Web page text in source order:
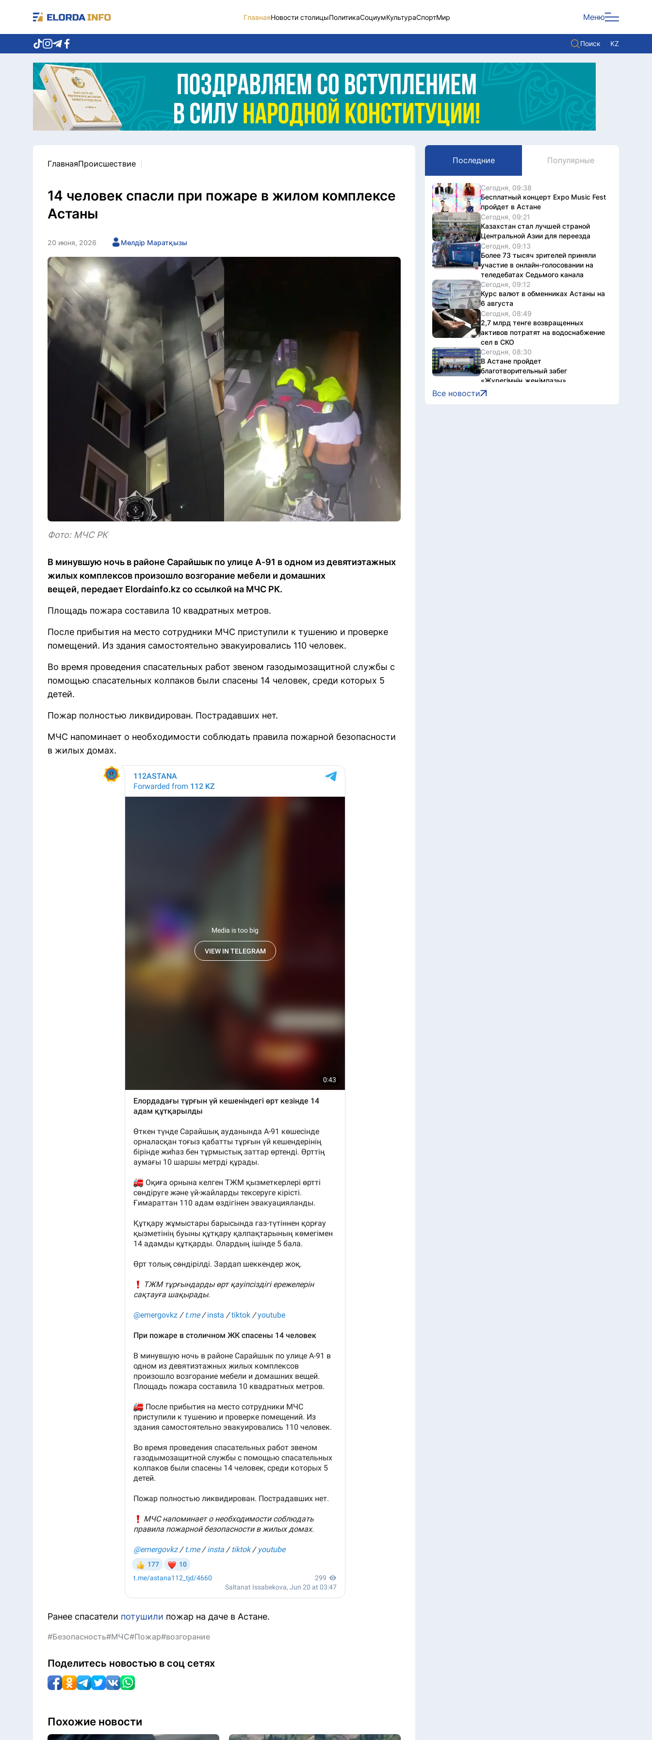
ГлавнаяНовости столицыПолитикаСоциумКультураСпортМир Меню
Поиск KZ
Новости столицы
Политика
Социум
Экономика
Спорт
Культура
Служба Комплаенс
Этический кодекс
Служу стране
ГлавнаяПроисшествие
14 человек спасли при пожаре в жилом комплексе
Астаны
20 июня, 2026 Мөлдір Маратқызы
Фото: МЧС РК
В минувшую ночь в районе Сарайшык по улице А-91 в одном из девятиэтажных
жилых комплексов произошло возгорание мебели и домашних
вещей, передает Elordainfo.kz со ссылкой на МЧС РК.
Площадь пожара составила 10 квадратных метров.
После прибытия на место сотрудники МЧС приступили к тушению и проверке
помещений. Из здания самостоятельно эвакуировались 110 человек.
Во время проведения спасательных работ звеном газодымозащитной службы с
помощью спасательных колпаков были спасены 14 человек, среди которых 5
детей.
Пожар полностью ликвидирован. Пострадавших нет.
МЧС напоминает о необходимости соблюдать правила пожарной безопасности
в жилых домах.
Ранее спасатели потушили пожар на даче в Астане.
#Безопасность#МЧС#Пожар#возгорание
Поделитесь новостью в соц сетях
Похожие новости
Последние Популярные
Сегодня, 09:38
Бесплатный концерт Expo Music Fest
пройдет в Астане
Сегодня, 09:21
Казахстан стал лучшей страной
Центральной Азии для переезда
Сегодня, 09:13
Более 73 тысяч зрителей приняли
участие в онлайн-голосовании на
теледебатах Седьмого канала
Сегодня, 09:12
Курс валют в обменниках Астаны на
6 августа
Сегодня, 08:49
2,7 млрд тенге возвращенных
активов потратят на водоснабжение
сел в СКО
Сегодня, 08:30
В Астане пройдет
благотворительный забег
«Жүрегімнің жеңімпазы»
Сегодня, 07:02
До +28 градусов и дождь
Все новости